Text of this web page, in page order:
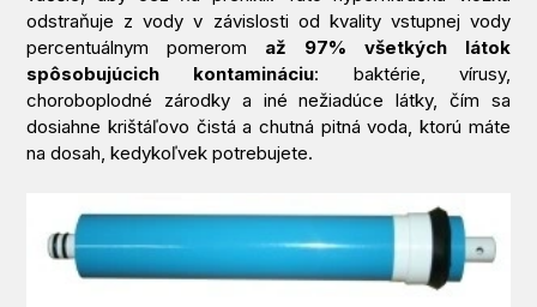
odstraňuje z vody v závislosti od kvality vstupnej vody
percentuálnym pomerom až 97% všetkých látok
spôsobujúcich kontamináciu: baktérie, vírusy,
choroboplodné zárodky a iné nežiadúce látky, čím sa
dosiahne krištáľovo čistá a chutná pitná voda, ktorú máte
na dosah, kedykoľvek potrebujete.